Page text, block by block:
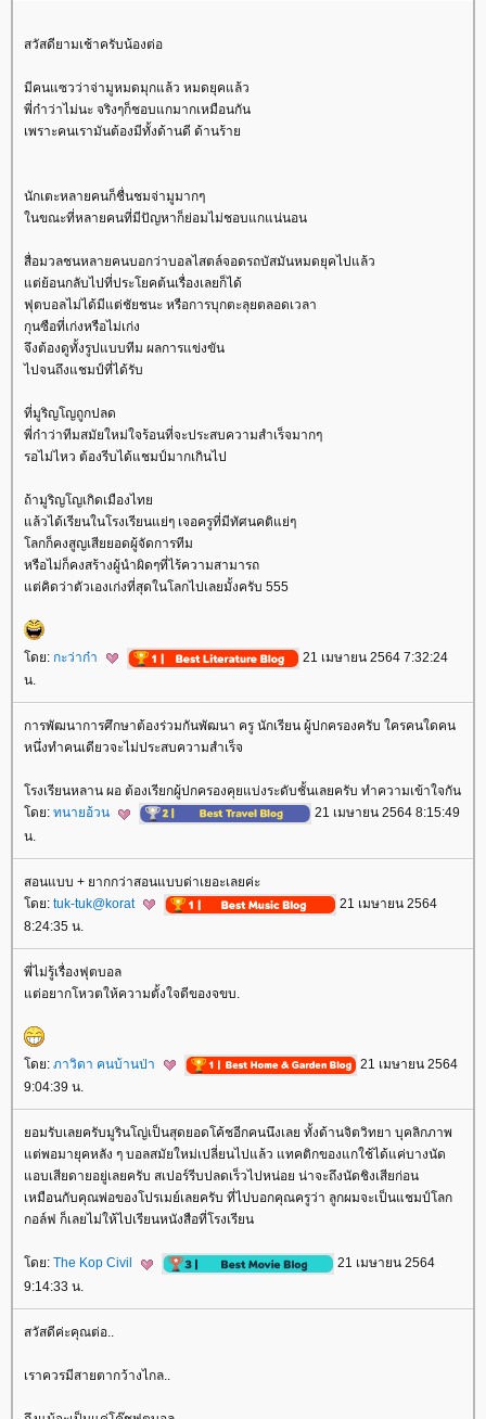
สวัสดียามเช้าครับน้องต่อ
มีคนแซวว่าจ่ามูหมดมุกแล้ว หมดยุคแล้ว
พี่ก๋าว่าไม่นะ จริงๆก็ชอบแกมากเหมือนกัน
เพราะคนเรามันต้องมีทั้งด้านดี ด้านร้า
นักเตะหลายคนก็ชื่นชมจ่ามูมากๆ
นขณะที่หลายคนที่มีปัญหาก็ย่อมไม่ชอบแกแน่นอน
สื่อมวลชนหลายคนบอกว่าบอลไสตล์จอดรถบัสมันหมดยุคไปแล้ว
ต่ย้อนกลับไปที่ประโยคต้นเรื่องเลยก็ได้
ฟุตบอลไม่ได้มีแต่ชัยชนะ หรือการบุกตะลุยตลอดเวลา
กุนซือที่เก่งหรือไม่เก่ง
จึงต้องดูทั้งรูปแบบทีม ผลการแข่งขัน
ไปจนถึงแชมป์ที่ได้รับ
ที่มูริญโญถูกปลด
พี่ก๋าว่าทีมสมัยใหม่ใจร้อนที่จะประสบความสำเร็จมากๆ
รอไม่ไหว ต้องรีบได้แชมป์มากเกินไป
ถ้ามูริญโญเกิดเมืองไท
ล้วได้เรียนในโรงเรียนแย่ๆ เจอครูที่มีทัศนคติแย่ๆ
ลกก็คงสูญเสียยอดผู้จัดการทีม
หรือไม่ก็คงสร้างผู้นำผิดๆที่ไร้ความสามารถ
ต่คิดว่าตัวเองเก่งที่สุดในโลกไปเลยมั้งครับ 555
ดย: กะว่าก๋า
21 เมษายน 2564 7:32:24
น.
การพัฒนาการศึกษาต้องร่วมกันพัฒนา ครู นักเรียน ผู้ปกครองครับ ใครคนใดคน
หนึ่งทำคนเดียวจะไม่ประสบความสำเร็จ
รงเรียนหลาน ผอ ต้องเรียกผู้ปกครองคุยแบ่งระดับชั้นเลยครับ ทำความเข้าใจกัน
ดย: ทนายอ้วน
21 เมษายน 2564 8:15:49
น.
สอนแบบ + ยากกว่าสอนแบบด่าเยอะเลยค่ะ
ดย: tuk-tuk@korat
21 เมษายน 2564
8:24:35 น.
พี่ไม่รู้เรื่องฟุตบอล
ต่อยากโหวตให้ความตั้งใจดีของจขบ.
ดย: ภาวิดา คนบ้านป่า
21 เมษายน 2564
9:04:39 น.
อมรับเลยครับมูรินโญ่เป็นสุดยอดโค้ชอีกคนนึงเลย ทั้งด้านจิตวิทยา บุคลิกภาพ
ต่พอมายุคหลัง ๆ บอลสมัยใหม่เปลี่ยนไปแล้ว แทคติกของแกใช้ได้แค่บางนัด
อบเสียดายอยู่เลยครับ สเปอร์รีบปลดเร็วไปหน่อย น่าจะถึงนัดชิงเสียก่อน
เหมือนกับคุณพ่อของโปรเมย์เลยครับ ที่ไปบอกคุณครูว่า ลูกผมจะเป็นแชมป์โลก
กอล์ฟ ก็เลยไม่ให้ไปเรียนหนังสือที่โรงเรียน
ดย: The Kop Civil
21 เมษายน 2564
9:14:33 น.
สวัสดีค่ะคุณต่อ..
เราควรมีสายตากว้างไกล..